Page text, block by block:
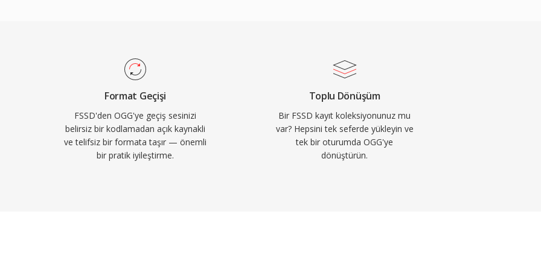
daha zarif biçimde
olduğu ve binlerce
popülerliğini
yerel Vorbis kod
Format Geçişi
FSSD'den OGG'ye geçiş sesinizi
belirsiz bir kodlamadan açık kaynakli
ve telifsiz bir formata taşır — önemli
bir pratik iyileştirme.
Toplu Dönüşüm
Bir FSSD kayıt koleksiyonunuz mu
var? Hepsini tek seferde yükleyin ve
tek bir oturumda OGG'ye
dönüştürün.